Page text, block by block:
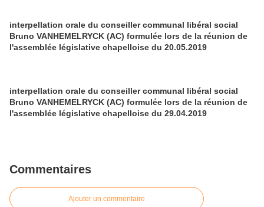
interpellation orale du conseiller communal libéral social
Bruno VANHEMELRYCK (AC) formulée lors de la réunion de
l'assemblée législative chapelloise du 20.05.2019
interpellation orale du conseiller communal libéral social
Bruno VANHEMELRYCK (AC) formulée lors de la réunion de
l'assemblée législative chapelloise du 29.04.2019
Commentaires
Ajouter un commentaire